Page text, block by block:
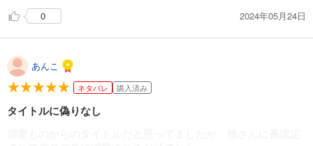
0
2024年05月24日
あんこ
ネタバレ 購入済み
タイトルに偽りなし